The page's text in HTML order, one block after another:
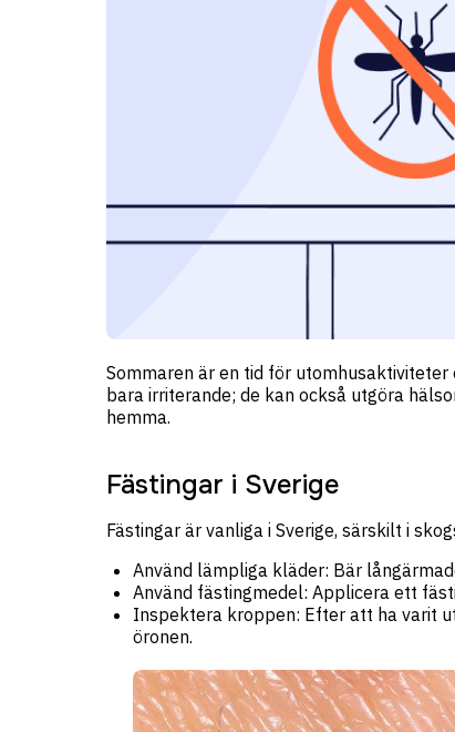
Sommaren är en tid för utomhusaktiviteter
bara irriterande; de kan också utgöra
hemma.
Fästingar i Sverige
Fästingar är vanliga i Sverige, särskilt i
Använd lämpliga kläder: Bär
Använd fästingmedel: Applicera ett
Inspektera kroppen: Efter att ha varit
öronen.